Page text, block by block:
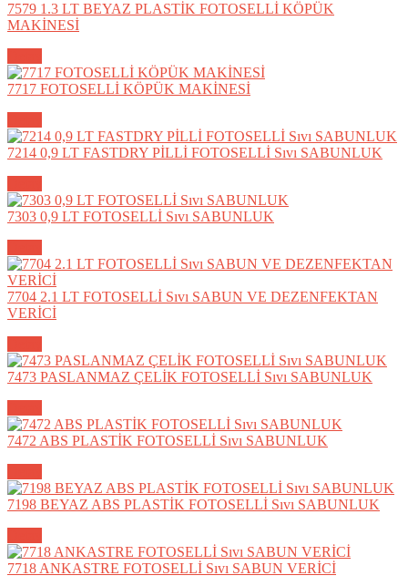
7579 1.3 LT BEYAZ PLASTİK FOTOSELLİ KÖPÜK
MAKİNESİ
7717 FOTOSELLİ KÖPÜK MAKİNESİ
7214 0,9 LT FASTDRY PİLLİ FOTOSELLİ Sıvı SABUNLUK
7303 0,9 LT FOTOSELLİ Sıvı SABUNLUK
7704 2.1 LT FOTOSELLİ Sıvı SABUN VE DEZENFEKTAN
VERİCİ
7473 PASLANMAZ ÇELİK FOTOSELLİ Sıvı SABUNLUK
7472 ABS PLASTİK FOTOSELLİ Sıvı SABUNLUK
7198 BEYAZ ABS PLASTİK FOTOSELLİ Sıvı SABUNLUK
7718 ANKASTRE FOTOSELLİ Sıvı SABUN VERİCİ